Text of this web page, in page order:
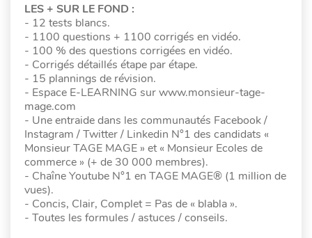
LES + SUR LE FOND :
- 12 tests blancs.
- 1100 questions + 1100 corrigés en vidéo.
- 100 % des questions corrigées en vidéo.
- Corrigés détaillés étape par étape.
- 15 plannings de révision.
- Espace E-LEARNING sur www.monsieur-tage-
mage.com
- Une entraide dans les communautés Facebook /
Instagram / Twitter / Linkedin N°1 des candidats «
Monsieur TAGE MAGE » et « Monsieur Ecoles de
commerce » (+ de 30 000 membres).
- Chaîne Youtube N°1 en TAGE MAGE® (1 million de
vues).
- Concis, Clair, Complet = Pas de « blabla ».
- Toutes les formules / astuces / conseils.